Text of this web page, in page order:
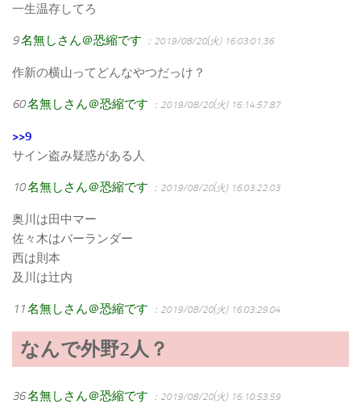
一生温存してろ
9名無しさん＠恐縮です ：2019/08/20(火) 16:03:01.36
作新の横山ってどんなやつだっけ？
60名無しさん＠恐縮です ：2019/08/20(火) 16:14:57.87
>>9
サイン盗み疑惑がある人
10名無しさん＠恐縮です ：2019/08/20(火) 16:03:22.03
奥川は田中マー
佐々木はバーランダー
西は則本
及川は辻内
11名無しさん＠恐縮です ：2019/08/20(火) 16:03:29.04
なんで外野2人？
36名無しさん＠恐縮です ：2019/08/20(火) 16:10:53.59